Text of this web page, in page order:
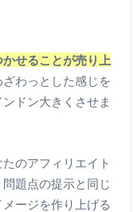
せることが売り上
ざわっとした感じを
ドン大きくさせま
のアフィリエイト
題点の提示と同じ
ージを作り上げる